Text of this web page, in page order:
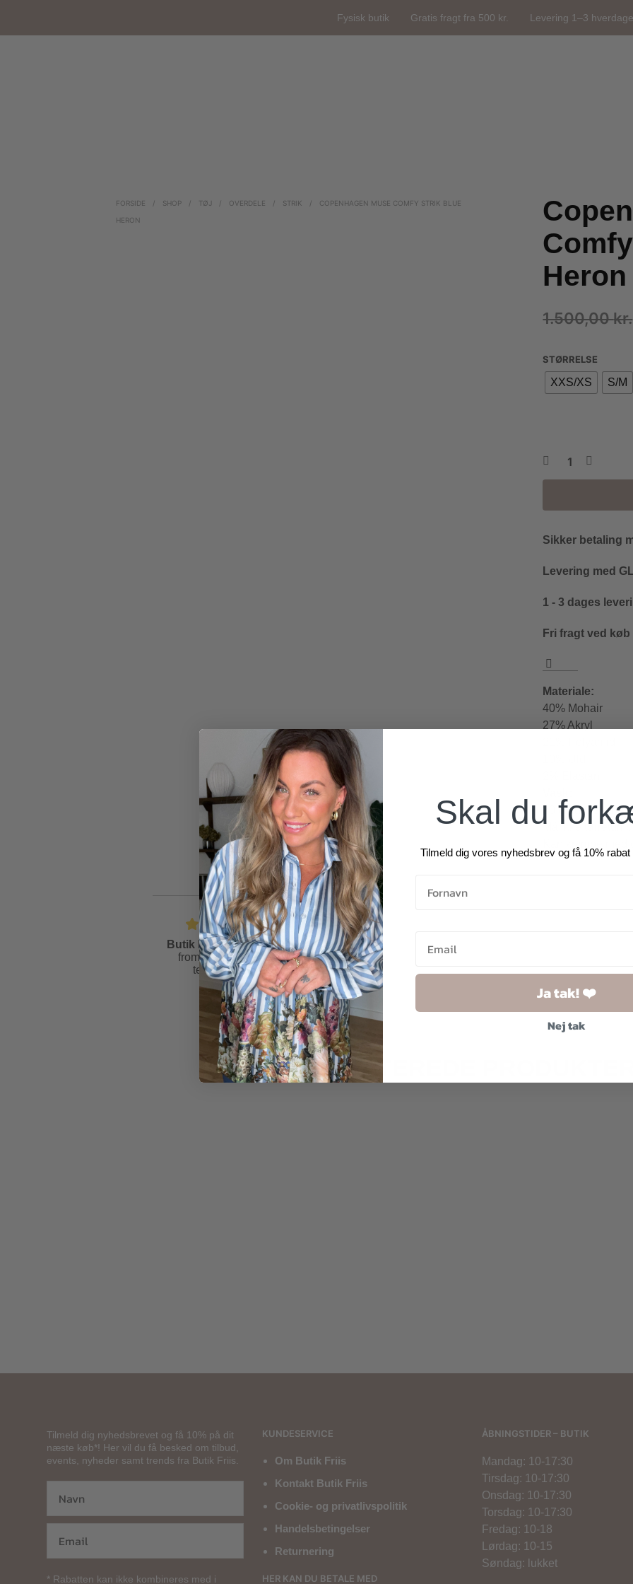
Fysisk butik Gratis fragt fra 500 kr. Levering 1–3 hverdage
FORSIDE / SHOP / TØJ / OVERDELE / STRIK /
COPENHAGEN MUSE COMFY STRIK BLUE
HERON
Heron
1.500,00kr.
STØRRELSE
XXS/XS S/M
Sikker betaling
Levering med
1 - 3 dages
Fri fragt ved køb
Materiale:
40% Mohair
27% Akryl
30 grader skåne
Må ikke
Kan krympe
Butik Friisis rated4.6
from81reviews &
testimonials
RELATEREDE
Tilmeld dig nyhedsbrevet og få 10% på dit
næste køb*! Her vil du få besked om tilbud,
events, nyheder samt trends fra Butik Friis.
* Rabatten kan ikke kombineres med i
KUNDESERVICE
Om Butik Friis
Kontakt Butik Friis
Cookie- og privatlivspolitik
Handelsbetingelser
Returnering
HER KAN DU BETALE MED
ÅBNINGSTIDER – BUTIK
Mandag: 10-17:30
Tirsdag: 10-17:30
Onsdag: 10-17:30
Torsdag: 10-17:30
Fredag: 10-18
Lørdag: 10-15
Søndag: lukket
Skal du
Tilmeld dig vores nyhedsbrev og få 10%
Ja tak! ❤️
Nej tak